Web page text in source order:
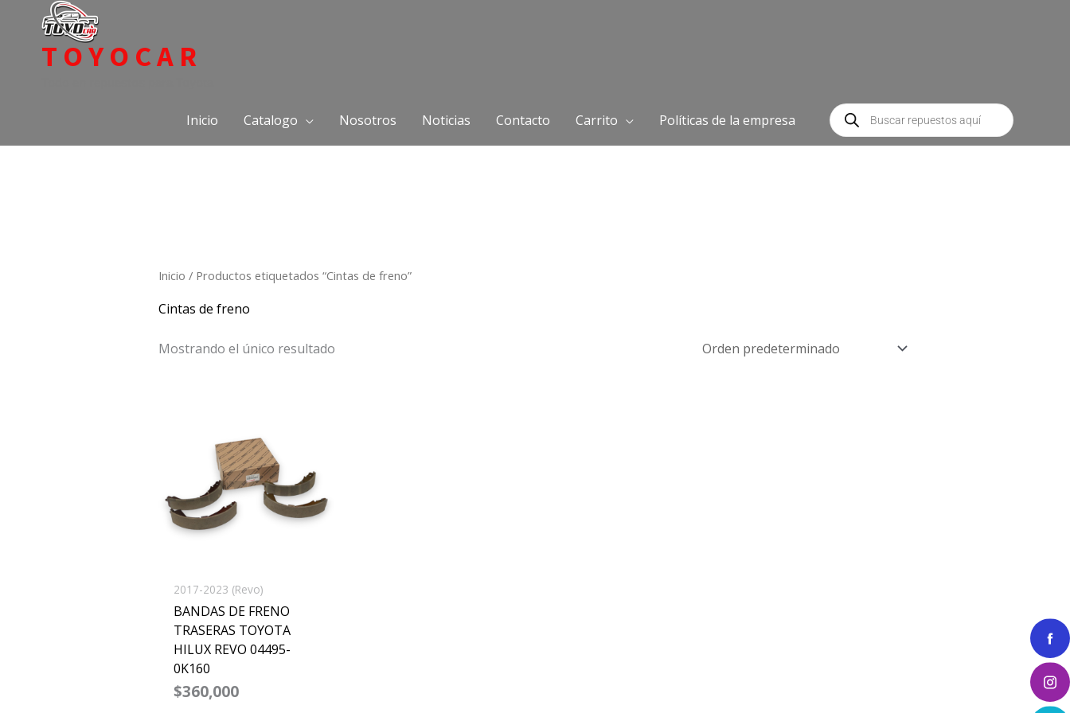
contenidoTOYOCAR
Inicio Catalogo Nosotros Noticias Contacto Carrito Políticas de la empresa
Búsqueda
de
productos
Inicio / Productos etiquetados “Cintas de freno”
Cintas de freno
Mostrando el único resultado
2017-2023 (Revo)
BANDAS DE FRENO
TRASERAS TOYOTA
HILUX REVO 04495-
0K160
$360,000